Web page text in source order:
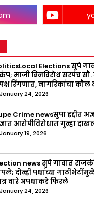
Elections सुपे
माजी बिनविरोध सरपंच
रिंगणात, नागरिकांचा कौल
January 24, 2026
Crime newsसुपा हद्दीत
आरोपीविरोधात गुन्हा
January 19, 2026
news सुपे गावात
दोन्ही पक्षांच्या
वारे अपक्षाकडे फिरले
January 24, 2026